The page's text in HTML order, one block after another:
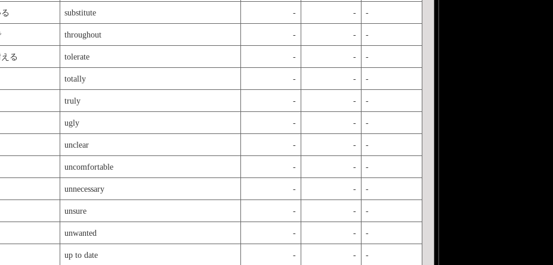
substitute - - -
throughout - - -
る tolerate - - -
totally - - -
truly - - -
ugly - - -
unclear - - -
uncomfortable - - -
unnecessary - - -
unsure - - -
unwanted - - -
up to date - - -